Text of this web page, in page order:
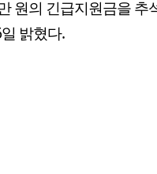
원의 긴급지원금을 추
밝혔다.